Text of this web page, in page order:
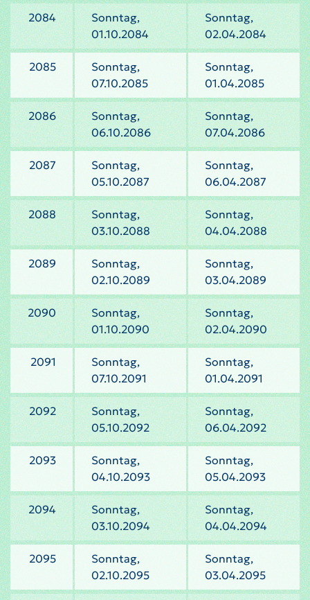
2084
Sonntag,
01.10.2084
Sonntag,
02.04.2084
2085
Sonntag,
07.10.2085
Sonntag,
01.04.2085
2086
Sonntag,
06.10.2086
Sonntag,
07.04.2086
2087
Sonntag,
05.10.2087
Sonntag,
06.04.2087
2088
Sonntag,
03.10.2088
Sonntag,
04.04.2088
2089
Sonntag,
02.10.2089
Sonntag,
03.04.2089
2090
Sonntag,
01.10.2090
Sonntag,
02.04.2090
2091
Sonntag,
07.10.2091
Sonntag,
01.04.2091
2092
Sonntag,
05.10.2092
Sonntag,
06.04.2092
2093
Sonntag,
04.10.2093
Sonntag,
05.04.2093
2094
Sonntag,
03.10.2094
Sonntag,
04.04.2094
2095
Sonntag,
02.10.2095
Sonntag,
03.04.2095